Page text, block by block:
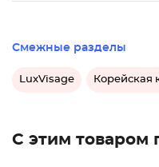
Смежные разделы
LuxVisage Корейская
С этим товаром